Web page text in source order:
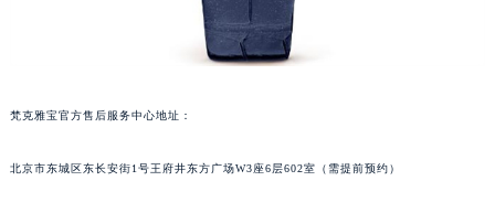
梵克雅宝官方售后服务中心地址：
北京市东城区东长安街1号王府井东方广场W3座6层602室（需提前预约）